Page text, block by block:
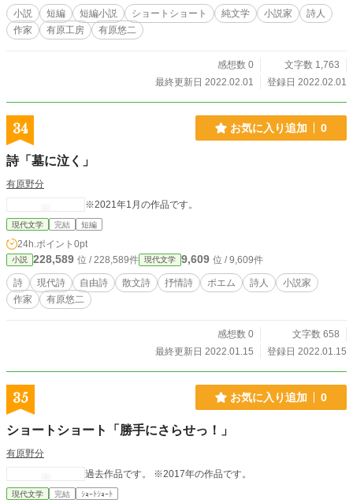
小説 短編 短編小説 ショートショート 純文学 小説家
詩人
作家
有原工房 有原悠二
感想数 0
文字数 1,763
最終更新日 2022.02.01
登録日 2022.02.01
34 お気に入り追加 0
詩「墓に泣く」
有原野分
※2021年1月の作品です。
現代文学 完結 短編
24h.ポイント 0pt
小説 228,589 位 / 228,589件 現代文学 9,609 位 / 9,609件
詩 現代詩 自由詩 散文詩 抒情詩 ポエム 詩人
小説家
作家
有原悠二
感想数 0
文字数 658
最終更新日 2022.01.15
登録日 2022.01.15
35 お気に入り追加 0
ショートショート「勝手にさらせっ！」
有原野分
過去作品です。 ※2017年の作品です。
現代文学 完結 ｼｮｰﾄｼｮｰﾄ